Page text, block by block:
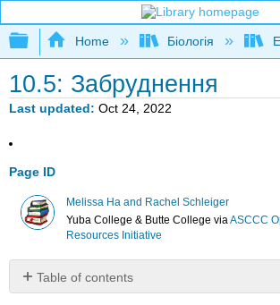
Expand/collapse global
Home Біологія
10.5: Забруднення
Last updated Oct 24, 2022
Page ID
Melissa Ha and Rachel Schleiger
Yuba College & Butte College viaASCCC
Resources Initiative
Table of contents